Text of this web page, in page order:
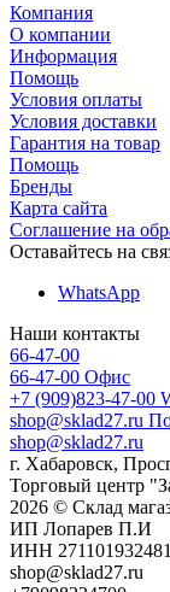
Компания
О компании
Информация
Помощь
Условия оплаты
Условия доставки
Гарантия на товар
Помощь
Бренды
Карта сайта
Соглашение на
Оставайтесь на
WhatsApp
Наши контакты
66-47-00
66-47-00 Офис
+7 (909)823-47-00
shop@sklad27.ru
shop@sklad27.ru
г. Хабаровск,
Торговый центр
2026 © Склад
ИП Лопарев П.И
ИНН 271101932481
shop@sklad27.ru